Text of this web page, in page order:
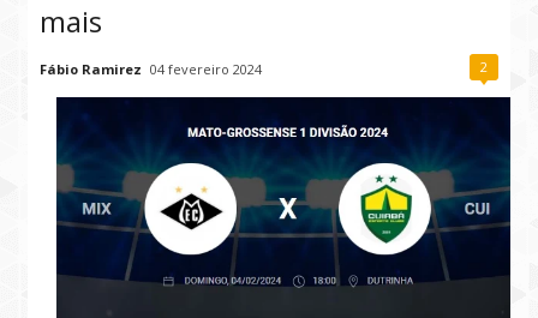
mais
Fábio Ramirez 04 fevereiro 2024 2